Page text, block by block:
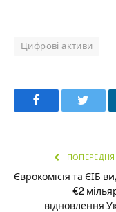
Цифрові активи
Facebook
ПОПЕРЕДНЯ
Єврокомісія та ЄІБ
€2
відновлення